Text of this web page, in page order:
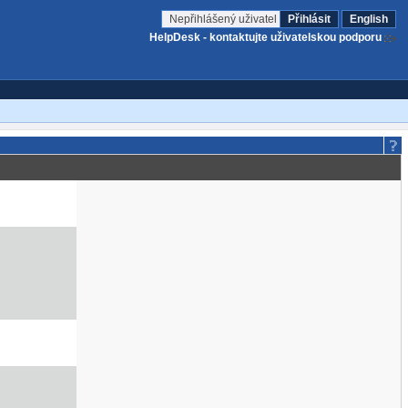
Nepřihlášený uživatel Přihlásit
English
HelpDesk - kontaktujte uživatelskou podporu